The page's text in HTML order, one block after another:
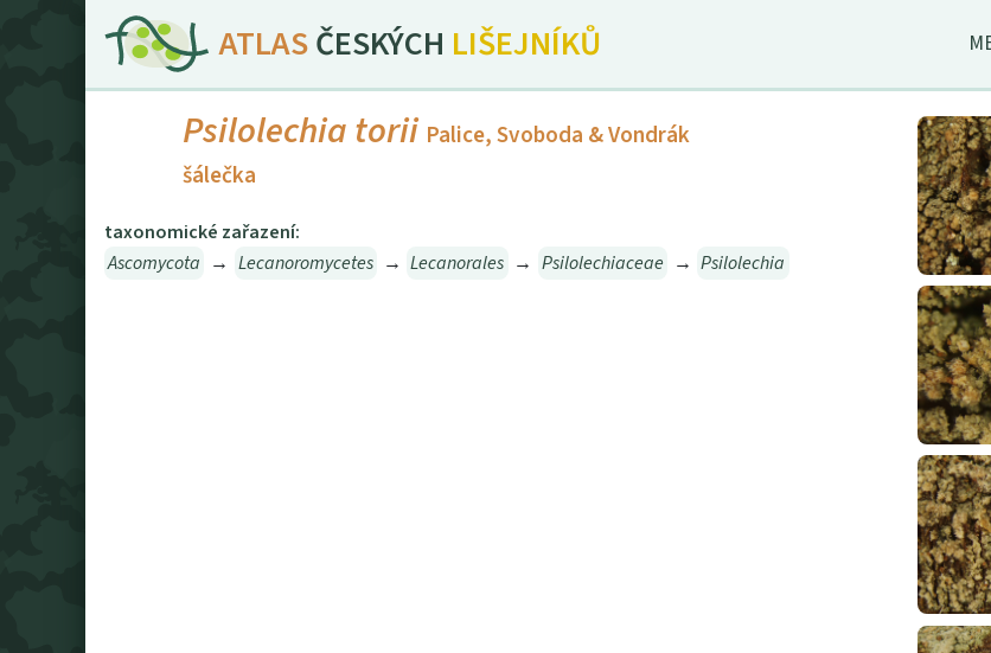
ATLASČESKÝCH LIŠEJNÍKŮ
Psilolechia torii Palice, Svoboda & Vondrák
šálečka
taxonomické zařazení:
Ascomycota → Lecanoromycetes → Lecanorales → Psilolechiaceae → Psilolechia